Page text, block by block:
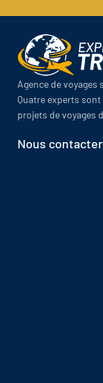
Agence de
Quatre experts
projets de voyages
Nous contacter